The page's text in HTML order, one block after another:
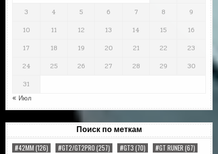
3
4 5 6 7 8
9
10
11 12 13 14 15
16
17
18 19 20 21 22
23
24
25 26 27 28 29
30
31
« Июл
Поиск по меткам
#42MM (126) #GT2/GT2PRO (257) #GT3 (70) #GT RUNER(67)